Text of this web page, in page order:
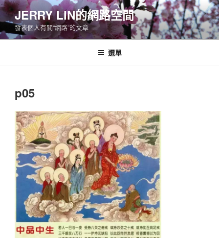
跳
至
主
要
JERRY LIN的網路空間
發表個人有關“網路”的文章
選單
p05